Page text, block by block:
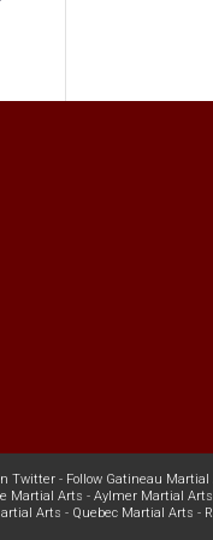
Twitter - Follow Gatineau Martial
Martial Arts - Aylmer Martial Arts
Arts - Quebec Martial Arts -